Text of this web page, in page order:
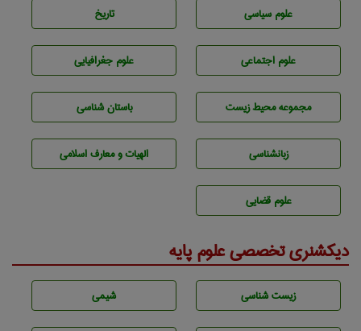
علوم سياسی تاريخ
علوم اجتماعی علوم جغرافيايی
مجموعه محيط زيست باستان شناسی
زبانشناسی الهیات و معارف اسلامی
علوم قضایی
دیکشنری تخصصی علوم پایه
زيست شناسی شيمی